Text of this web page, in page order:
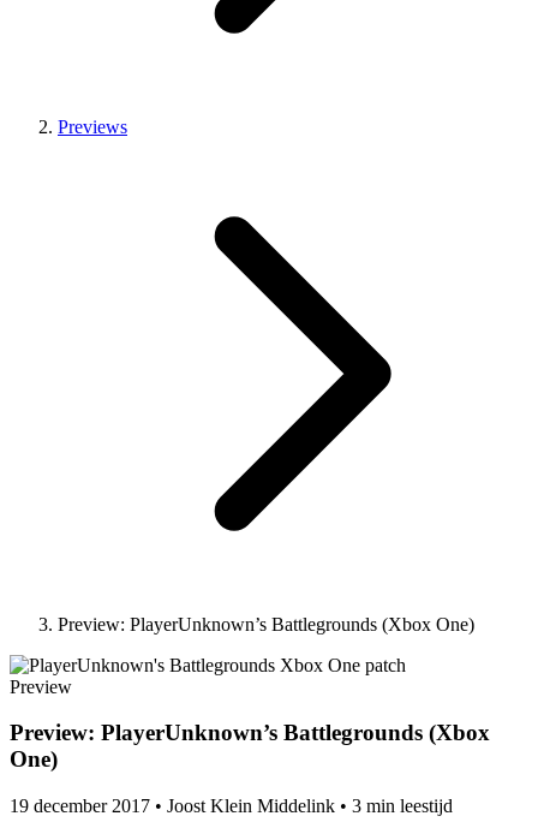
Previews
Preview: PlayerUnknown’s Battlegrounds (Xbox One)
Preview
Preview: PlayerUnknown’s Battlegrounds (Xbox
One)
19 december 2017 • Joost Klein Middelink • 3 min leestijd